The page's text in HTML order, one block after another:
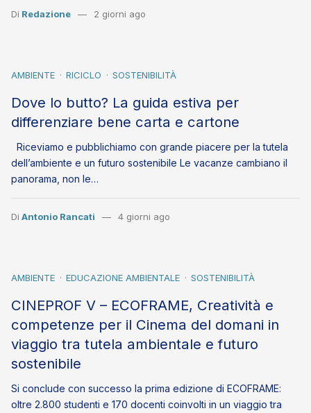
Di Redazione 2 giorni ago
AMBIENTE RICICLO SOSTENIBILITÀ
Dove lo butto? La guida estiva per
differenziare bene carta e cartone
Riceviamo e pubblichiamo con grande piacere per la tutela
dell’ambiente e un futuro sostenibile Le vacanze cambiano il
panorama, non le…
Di Antonio Rancati 4 giorni ago
AMBIENTE EDUCAZIONE AMBIENTALE SOSTENIBILITÀ
CINEPROF V – ECOFRAME, Creatività e
competenze per il Cinema del domani in
viaggio tra tutela ambientale e futuro
sostenibile
Si conclude con successo la prima edizione di ECOFRAME:
oltre 2.800 studenti e 170 docenti coinvolti in un viaggio tra